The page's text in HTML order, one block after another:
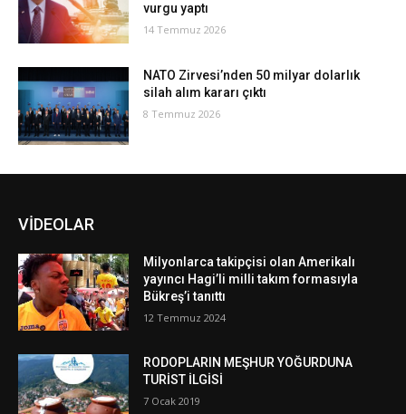
vurgu yaptı
14 Temmuz 2026
NATO Zirvesi’nden 50 milyar dolarlık
silah alım kararı çıktı
8 Temmuz 2026
VİDEOLAR
Milyonlarca takipçisi olan Amerikalı
yayıncı Hagi’li milli takım formasıyla
Bükreş’i tanıttı
12 Temmuz 2024
RODOPLARIN MEŞHUR YOĞURDUNA
TURİST İLGİSİ
7 Ocak 2019